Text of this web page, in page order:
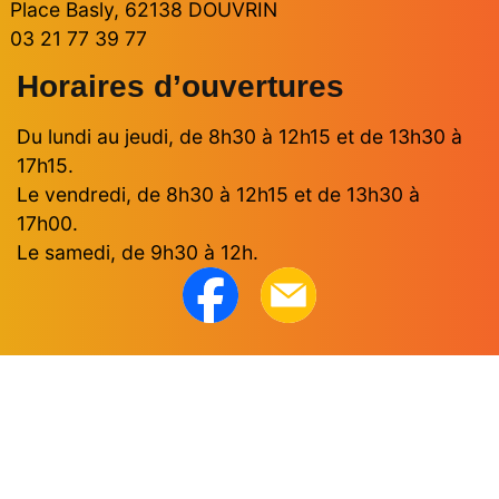
Place Basly, 62138 DOUVRIN
03 21 77 39 77
Horaires d’ouvertures
Du lundi au jeudi, de 8h30 à 12h15 et de 13h30 à
17h15.
Le vendredi, de 8h30 à 12h15 et de 13h30 à
17h00.
Le samedi, de 9h30 à 12h.